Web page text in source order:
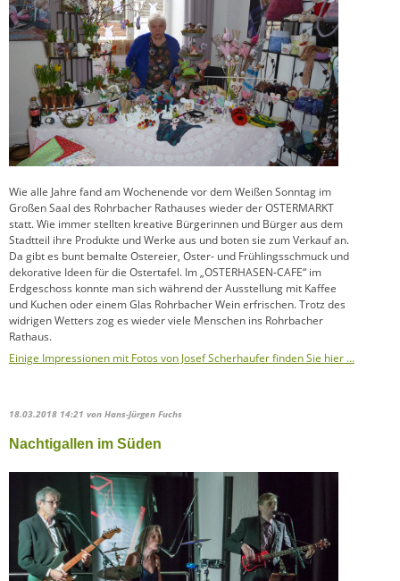
Wie alle Jahre fand am Wochenende vor dem Weißen Sonntag im
Großen Saal des Rohrbacher Rathauses wieder der OSTERMARKT
statt. Wie immer stellten kreative Bürgerinnen und Bürger aus dem
Stadtteil ihre Produkte und Werke aus und boten sie zum Verkauf an.
Da gibt es bunt bemalte Ostereier, Oster- und Frühlingsschmuck und
dekorative Ideen für die Ostertafel. Im „OSTERHASEN-CAFE“ im
Erdgeschoss konnte man sich während der Ausstellung mit Kaffee
und Kuchen oder einem Glas Rohrbacher Wein erfrischen. Trotz des
widrigen Wetters zog es wieder viele Menschen ins Rohrbacher
Rathaus.
Einige Impressionen mit Fotos von Josef Scherhaufer finden Sie hier …
18.03.2018 14:21 von Hans-Jürgen Fuchs
Nachtigallen im Süden